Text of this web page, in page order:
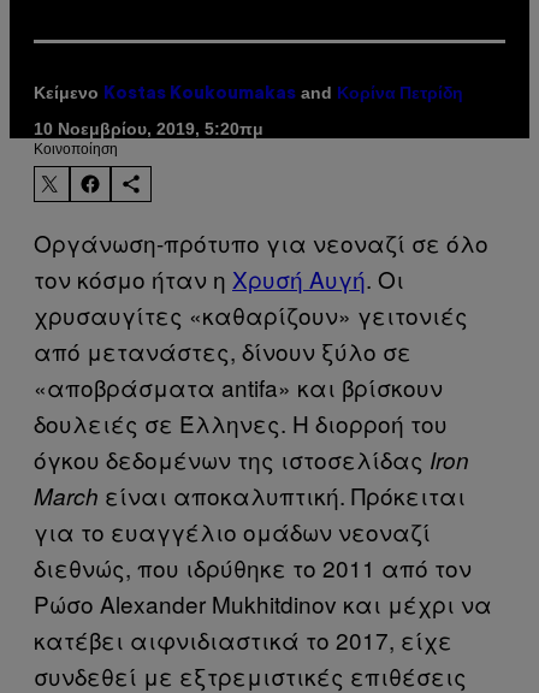
Κείμενο Kostas Koukoumakas and Κορίνα Πετρίδη
10 Νοεμβρίου, 2019, 5:20πμ
Kοινοποίηση
Οργάνωση-πρότυπο για νεοναζί σε όλο
τον κόσμο ήταν η Χρυσή Αυγή. Οι
χρυσαυγίτες «καθαρίζουν» γειτονιές
από μετανάστες, δίνουν ξύλο σε
«αποβράσματα antifa» και βρίσκουν
δουλειές σε Έλληνες. Η διορροή του
όγκου δεδομένων της ιστοσελίδας Iron
March είναι αποκαλυπτική. Πρόκειται
για το ευαγγέλιο ομάδων νεοναζί
διεθνώς, που ιδρύθηκε το 2011 από τον
Ρώσο Alexander Mukhitdinov και μέχρι να
κατέβει αιφνιδιαστικά το 2017, είχε
συνδεθεί με εξτρεμιστικές επιθέσεις